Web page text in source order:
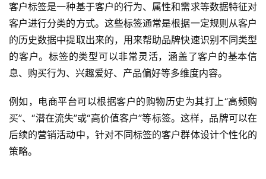
客户标签是一种基于客户的行为、属性和需求等数据特征对
客户进行分类的方式。这些标签通常是根据一定规则从客户
的历史数据中提取出来的，用来帮助品牌快速识别不同类型
的客户。标签的类型可以非常灵活，涵盖了客户的基本信
息、购买行为、兴趣爱好、产品偏好等多维度内容。
例如，电商平台可以根据客户的购物历史为其打上“高频购
买”、“潜在流失”或“高价值客户”等标签。这样，品牌可以在
后续的营销活动中，针对不同标签的客户群体设计个性化的
策略。